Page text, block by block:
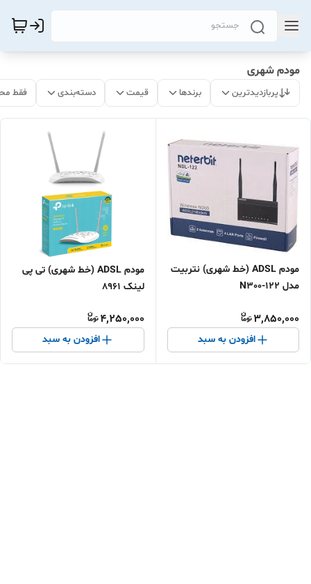
مودم شهری
پربازدیدترین برندها قیمت دسته‌بندی فقط
مودم ADSL (خط شهری) نتربیت
مدل N300-122
3,850,000
افزودن به سبد
مودم ADSL (خط شهری) تی پی
لینک 8961
4,250,000
افزودن به سبد